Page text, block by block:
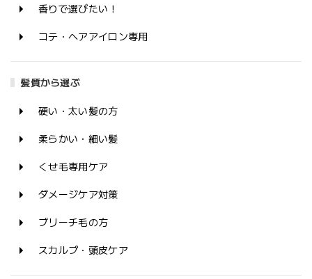
香りで選びたい！
コテ・ヘアアイロン専用
髪質から選ぶ
硬い・太い髪の方
柔らかい・細い髪
くせ毛専用ケア
ダメージケア対策
ブリーチ毛の方
スカルプ・頭皮ケア